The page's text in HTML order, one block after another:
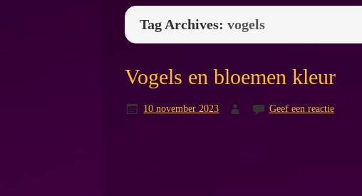
Tag Archives:vogels
Vogels en bloemen kleur
10 november 2023 Geef een reactie